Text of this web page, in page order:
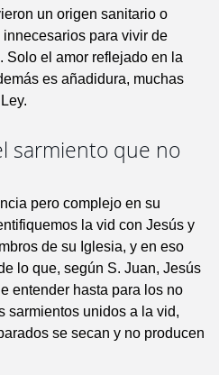
un origen sanitario o
para vivir de
Solo el amor reflejado en la
es añadidura, muchas
sarmiento que no
pero complejo en su
la vid con Jesús y
de su Iglesia, y en eso
lo que, según S. Juan, Jesús
entender hasta para los no
sarmientos unidos a la vid,
se secan y no producen